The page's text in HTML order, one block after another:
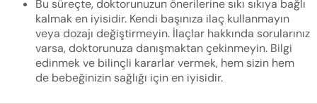
Bu süreçte, doktorunuzun önerilerine sıkı sıkıya bağlı
kalmak en iyisidir. Kendi başınıza ilaç kullanmayın
veya dozajı değiştirmeyin. İlaçlar hakkında sorularınız
varsa, doktorunuza danışmaktan çekinmeyin. Bilgi
edinmek ve bilinçli kararlar vermek, hem sizin hem
de bebeğinizin sağlığı için en iyisidir.